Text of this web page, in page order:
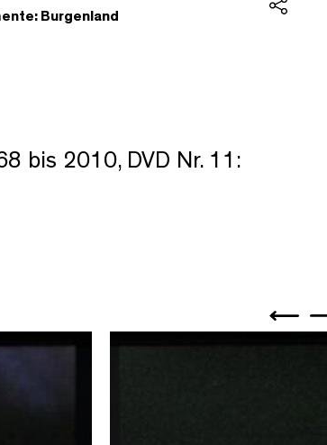
Burgenland
bis 2010, DVD Nr. 11: